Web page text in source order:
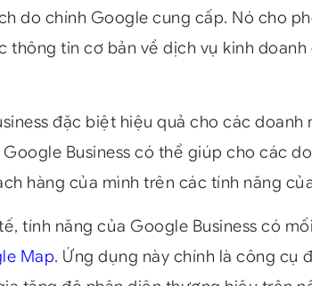
do chính Google cung cấp. Nó cho
thông tin cơ bản về dịch vụ kinh
đặc biệt hiệu quả cho các doanh
Business có thể giúp cho các
hàng của mình trên các tính năng
tính năng của Google Business có
Map. Ứng dụng này chính là công cụ